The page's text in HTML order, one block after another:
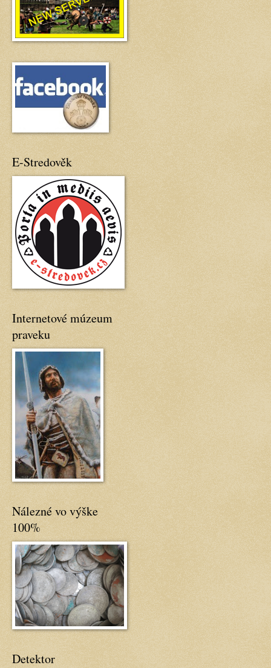
E-Stredověk
Internetové múzeum
praveku
Nálezné vo výške
100%
Detektor